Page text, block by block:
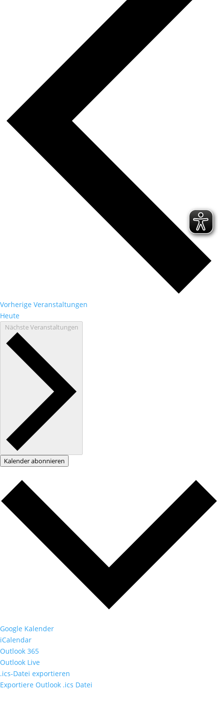
Vorherige Veranstaltungen
Heute
NächsteVeranstaltungen
Kalender abonnieren
Google Kalender
iCalendar
Outlook 365
Outlook Live
.ics-Datei exportieren
Exportiere Outlook .ics Datei